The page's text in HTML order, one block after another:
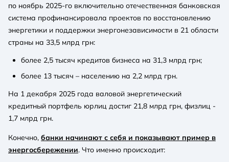
по ноябрь 2025-го включительно отечественная банковская
система профинансировала проектов по восстановлению
энергетики и поддержки энергонезависимости в 21 области
страны на 33,5 млрд грн:
более 2,5 тысяч кредитов бизнеса на 31,3 млрд грн;
более 13 тысяч – населению на 2,2 млрд грн.
На 1 декабря 2025 года валовой энергетический
кредитный портфель юрлиц достиг 21,8 млрд грн, физлиц -
1,7 млрд грн.
Конечно, банки начинают с себя и показывают пример в
энергосбережении. Что именно происходит: